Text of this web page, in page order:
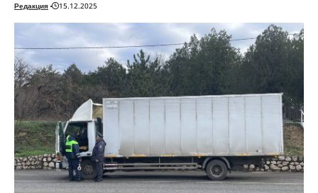
Редакция 15.12.2025